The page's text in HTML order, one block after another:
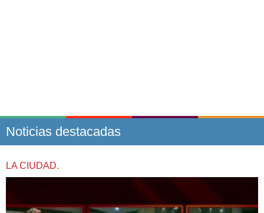
Noticias destacadas
LA CIUDAD.